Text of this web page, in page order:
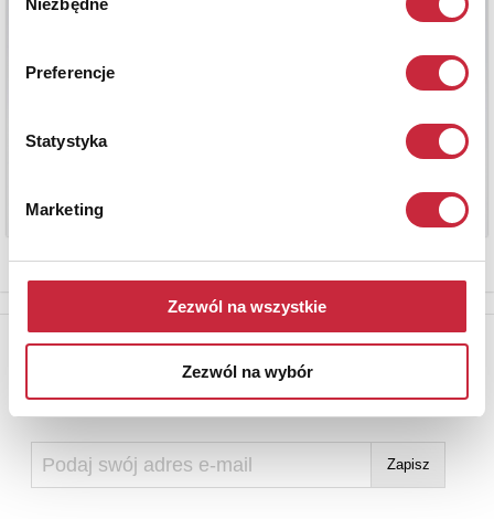
zgody
Niezbędne
Preferencje
Statystyka
Marketing
Zezwól na wszystkie
Zezwól na wybór
Newsletter
Aby otrzymywać informacje o nowych aukcjach, prosimy podać
adres e-mail